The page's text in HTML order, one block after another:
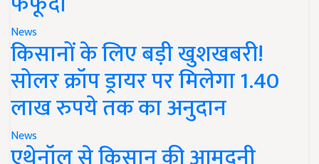
News
किसानों के लिए बड़ी खुशखबरी!
सोलर क्रॉप ड्रायर पर मिलेगा 1.40
लाख रुपये तक का अनुदान
News